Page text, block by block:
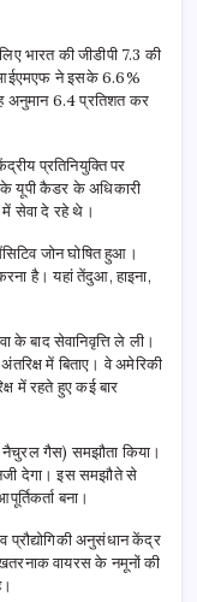
भारत की जीडीपी 7.3 की
ने इसके 6.6%
अनुमान 6.4 प्रतिशत कर
प्रतिनियुक्ति पर
यूपी कैडर के अधिकारी
सेवा दे रहे थे।
जोन घोषित हुआ।
है। यहां तेंदुआ, हाइना,
के बाद सेवानिवृत्ति ले ली।
में बिताए। वे अमेरिकी
में रहते हुए कई बार
गैस) समझौता किया।
देगा। इस समझौते से
बना।
अनुसंधान केंद्र
वायरस के नमूनों की